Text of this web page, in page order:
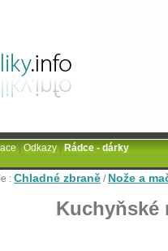
: Chladné zbraně / Nože a
Kuchyňské
|Odkazy|Rádce - dárky